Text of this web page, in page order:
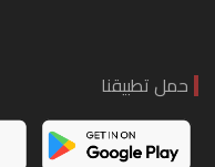
حمل تطبيقنا